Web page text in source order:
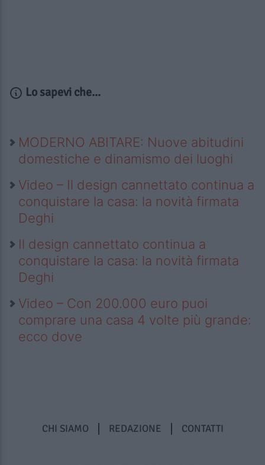
Lo sapevi che...
MODERNO ABITARE: Nuove abitudini
domestiche e dinamismo dei luoghi
Video – Il design cannettato continua a
conquistare la casa: la novità firmata
Deghi
Il design cannettato continua a
conquistare la casa: la novità firmata
Deghi
Video – Con 200.000 euro puoi
comprare una casa 4 volte più grande:
ecco dove
CHI SIAMO REDAZIONE CONTATTI